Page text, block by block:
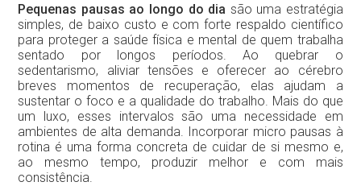
Pequenas pausas ao longo do dia são uma estratégia
simples, de baixo custo e com forte respaldo científico
para proteger a saúde física e mental de quem trabalha
sentado por longos períodos. Ao quebrar o
sedentarismo, aliviar tensões e oferecer ao cérebro
breves momentos de recuperação, elas ajudam a
sustentar o foco e a qualidade do trabalho. Mais do que
um luxo, esses intervalos são uma necessidade em
ambientes de alta demanda. Incorporar micro pausas à
rotina é uma forma concreta de cuidar de si mesmo e,
ao mesmo tempo, produzir melhor e com mais
consistência.